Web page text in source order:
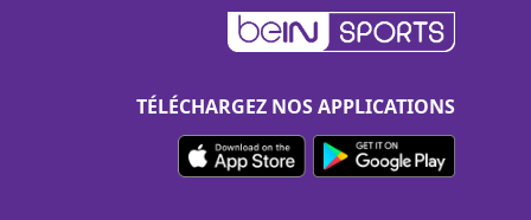
TÉLÉCHARGEZ NOS APPLICATIONS